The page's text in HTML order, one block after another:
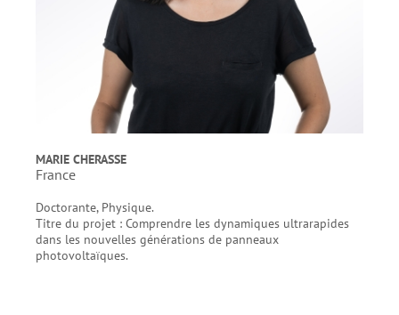
MARIE CHERASSE
France
Doctorante, Physique.
Titre du projet : Comprendre les dynamiques ultrarapides
dans les nouvelles générations de panneaux
photovoltaïques.